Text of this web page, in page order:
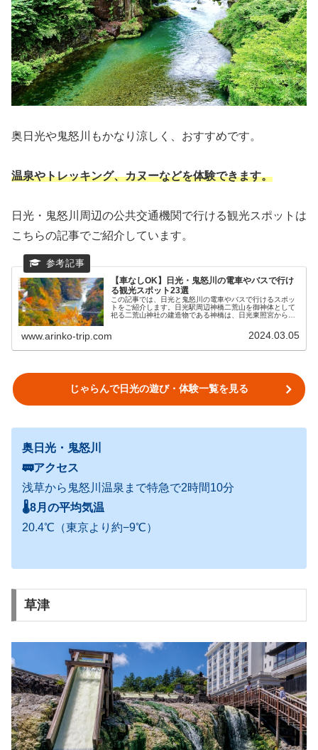
奥日光や鬼怒川もかなり涼しく、おすすめです。
温泉やトレッキング、カヌーなどを体験できます。
日光・鬼怒川周辺の公共交通機関で行ける観光スポットは
こちらの記事でご紹介しています。
【車なしOK】日光・鬼怒川の電車やバスで行け
る観光スポット23選
この記事では、日光と鬼怒川の電車やバスで行けるスポッ
トをご紹介します。日光駅周辺神橋二荒山を御神体として
祀る二荒山神社の建造物である神橋は、日光東照宮からも
www.arinko-trip.com 2024.03.05
じゃらんで日光の遊び・体験一覧を見る
奥日光・鬼怒川
🚃アクセス
浅草から鬼怒川温泉まで特急で2時間10分
🌡8月の平均気温
20.4℃（東京より約−9℃）
草津